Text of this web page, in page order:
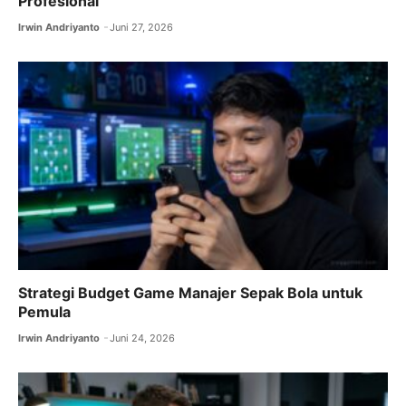
Irwin Andriyanto Juni 27, 2026
Strategi Budget Game Manajer Sepak Bola untuk
Pemula
Irwin Andriyanto Juni 24, 2026